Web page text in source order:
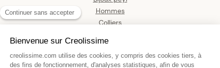
Hommes
Colliers
Bracelets
Pendentifs